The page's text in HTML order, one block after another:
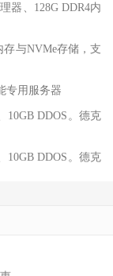
器、128G DDR4内
存与NVMe存储，支
专用服务器
10GB DDOS。德克
10GB DDOS。德克